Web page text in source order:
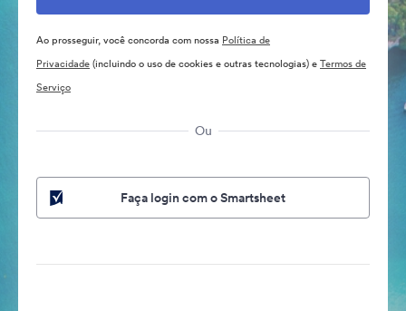
Ao prosseguir, você concorda com nossa Política de
Privacidade(incluindo o uso de cookies e outras tecnologias) eTermos de
Serviço
Ou
Faça login com o Smartsheet